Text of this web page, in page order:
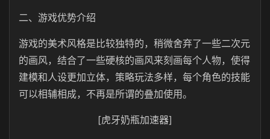
二、游戏优势介绍
游戏的美术风格是比较独特的，稍微舍弃了一些二次元
的画风，结合了一些硬核的画风来刻画每个人物，使得
建模和人设更加立体，策略玩法多样，每个角色的技能
可以相辅相成，不再是所谓的叠加使用。
[虎牙奶瓶加速器]